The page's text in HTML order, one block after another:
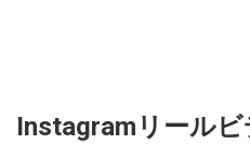
Instagramリール